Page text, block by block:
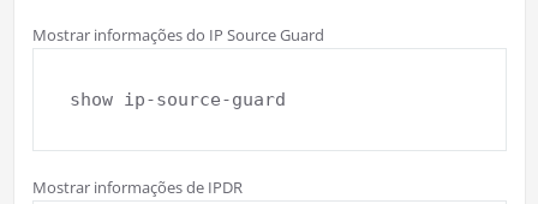
Mostrar informações do IP Source Guard
show ip-source-guard
Mostrar informações de IPDR